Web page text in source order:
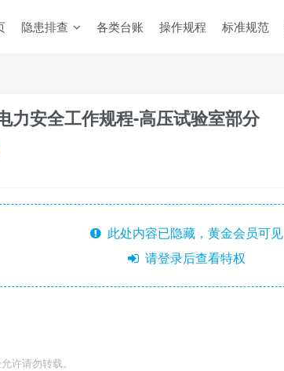
隐患排查 各类台账 操作规程 标准规范
力安全工作规程-高压试验室部分
此处内容已隐藏，黄金会员可见
请登录后查看特权
许请勿转载。